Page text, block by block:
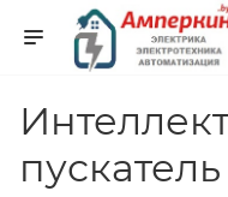
пускатель